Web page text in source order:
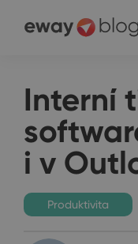
Interní
i v
Produktivita